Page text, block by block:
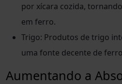
por xícara cozida,
em ferro.
Trigo: Produtos de trigo
uma fonte decente de
Aumentando a